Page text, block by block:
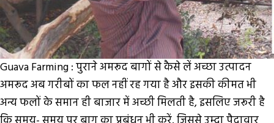
Guava Farming : पुराने अमरूद बागों से कैसे लें अच्छा उत्पादन
अमरूद अब गरीबों का फल नहीं रह गया है और इसकी कीमत भी
अन्य फलों के समान ही बाजार में अच्छी मिलती है, इसलिए जरूरी है